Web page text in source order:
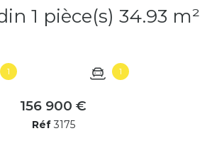
Rez de jardin 1 pièce(s) 34.93 m²
1 1
156 900 €
Réf3175